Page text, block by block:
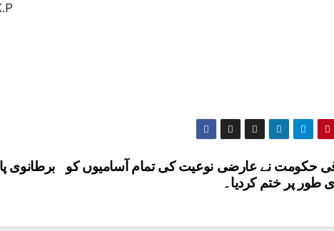
حکومت نے عارضی نوعیت کی تمام آسامیوں کو
طور پر ختم کردیا۔
برطانوی